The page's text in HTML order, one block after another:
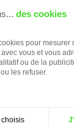
des cookies
pour mesurer
vous et vous
ou de la
les refuser.
choisis